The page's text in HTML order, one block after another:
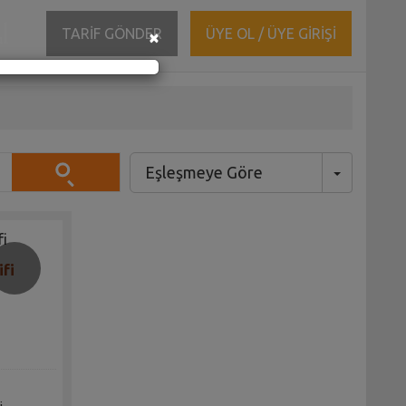
TARİF GÖNDER ÜYE OL / ÜYE GİRİŞİ
Eşleşmeye Göre Toggle
×Close